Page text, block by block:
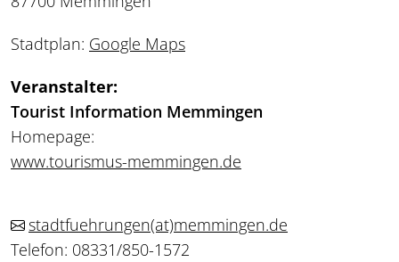
Stadtplan: Google Maps
Veranstalter:
Tourist Information Memmingen
Homepage:
www.tourismus-memmingen.de
stadtfuehrungen(at)memmingen.de
Telefon: 08331/850-1572